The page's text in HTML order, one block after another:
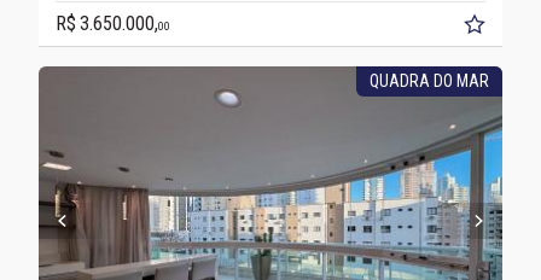
R$ 3.650.000,00
QUADRA DO MAR